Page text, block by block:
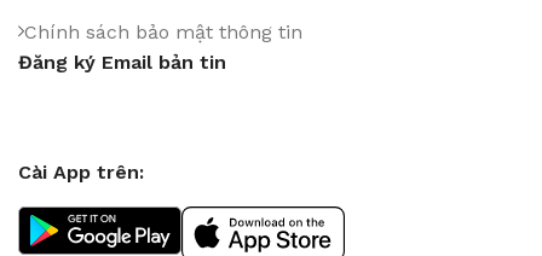
Chính sách bảo mật thông tin
Đăng ký Email bản tin
Cài App trên: